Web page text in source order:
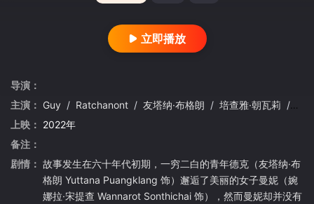
立即播放
导演：
主演： Guy / Ratchanont / 友塔纳·布格朗 / 培查雅·朝瓦莉 /
上映： 2022年
备注：
剧情： 故事发生在六十年代初期，一穷二白的青年德克（友塔纳·布
格朗 Yuttana Puangklang 饰）邂逅了美丽的女子曼妮（婉
娜拉·宋提查 Wannarot Sonthichai 饰），然而曼妮却并没有